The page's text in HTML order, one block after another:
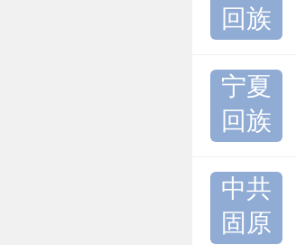
回族
宁夏
回族
中共
固原